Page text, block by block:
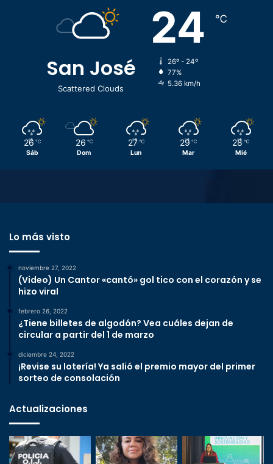
San José
Scattered Clouds
24 ℃
26º - 24º
77%
5.36 km/h
26 ℃
Sáb
26 ℃
Dom
27 ℃
Lun
29 ℃
Mar
28 ℃
Mié
Lo más visto
noviembre 27, 2022
(Video) Un Cantor «cantó» gol tico con el corazón y se
hizo viral
febrero 26, 2022
¿Tiene billetes de algodón? Vea cuáles dejan de
circular a partir del 1 de marzo
diciembre 24, 2022
¡Revise su lotería! Ya salió el premio mayor del primer
sorteo de consolación
Actualizaciones